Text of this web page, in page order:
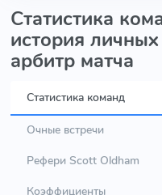
Статистика
история
арбитр матча
Статистика команд
Очные встречи
Рефери Scott Oldham
Коэффициенты